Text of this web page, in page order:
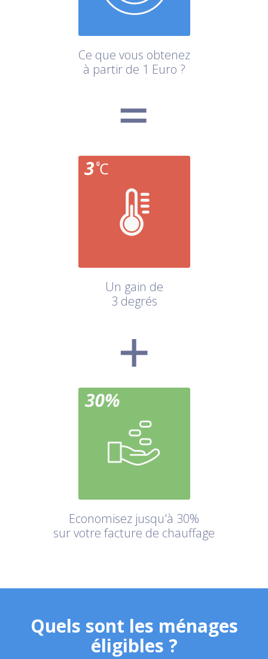
Ce que vous obtenez
à partir de 1 Euro ?
Un gain de
3 degrés
Economisez jusqu'à 30%
sur votre facture de chauffage
Quels sont les ménages
éligibles ?